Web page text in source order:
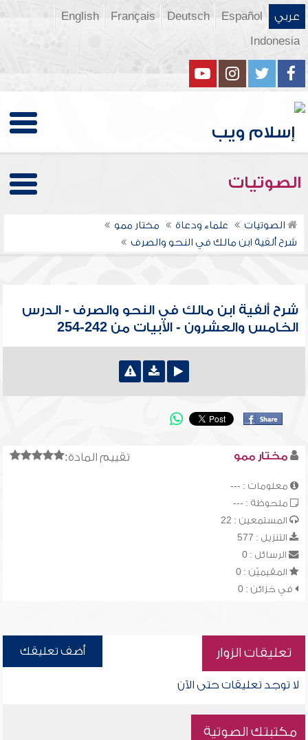
عربي Español
Deutsch
Français
English
Indonesia
الصوتيات
الصوتيات علماء ودعاة
مختار ممو
شرح ألفية ابن مالك في النحو والصرف
شرح ألفية ابن مالك في النحو والصرف - الدرس
الخامس والعشرون - الأبيات من 242-254
تقييم المادة: مختار ممو
معلومات : ---
ملحوظة : ---
المستمعين : 22
التنزيل : 577
الرسائل : 0
المقيميّن : 0
في خزائن : 0
تعليقات الزوار أضف تعليقك
لا توجد تعليقات حتى الآن
مكتبتك الصوتية